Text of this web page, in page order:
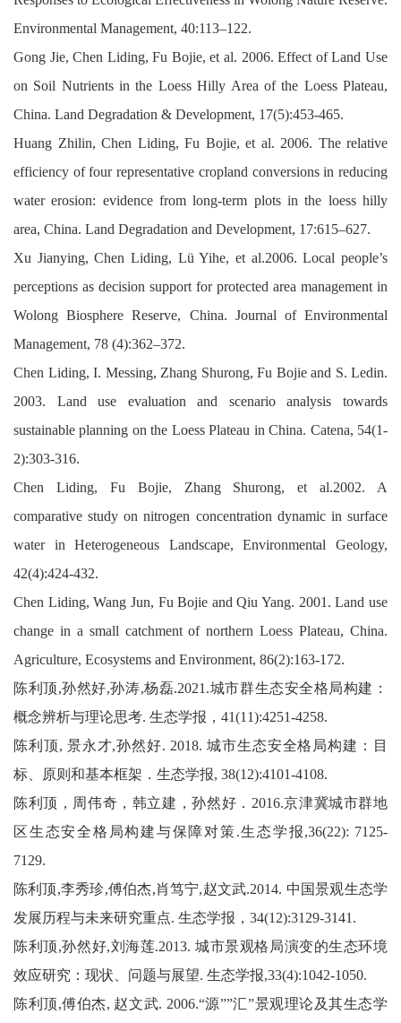
Environmental Management, 40:113–122.
Gong Jie, Chen Liding, Fu Bojie, et al. 2006. Effect of Land Use
on Soil Nutrients in the Loess Hilly Area of the Loess Plateau,
China. Land Degradation & Development, 17(5):453-465.
Huang Zhilin, Chen Liding, Fu Bojie, et al. 2006. The relative
efficiency of four representative cropland conversions in reducing
water erosion: evidence from long-term plots in the loess hilly
area, China. Land Degradation and Development, 17:615–627.
Xu Jianying, Chen Liding, Lü Yihe, et al.2006. Local people’s
perceptions as decision support for protected area management in
Wolong Biosphere Reserve, China. Journal of Environmental
Management, 78 (4):362–372.
Chen Liding, I. Messing, Zhang Shurong, Fu Bojie and S. Ledin.
2003. Land use evaluation and scenario analysis towards
sustainable planning on the Loess Plateau in China. Catena, 54(1-
2):303-316.
Chen Liding, Fu Bojie, Zhang Shurong, et al.2002. A
comparative study on nitrogen concentration dynamic in surface
water in Heterogeneous Landscape, Environmental Geology,
42(4):424-432.
Chen Liding, Wang Jun, Fu Bojie and Qiu Yang. 2001. Land use
change in a small catchment of northern Loess Plateau, China.
Agriculture, Ecosystems and Environment, 86(2):163-172.
陈利顶,孙然好,孙涛,杨磊.2021.城市群生态安全格局构建：
概念辨析与理论思考. 生态学报， 41(11):4251-4258.
陈利顶, 景永才,孙然好. 2018. 城市生态安全格局构建：目
标、原则和基本框架．生态学报, 38(12):4101-4108.
陈利顶，周伟奇，韩立建，孙然好．2016.京津冀城市群地
区生态安全格局构建与保障对策.生态学报,36(22): 7125-
7129.
陈利顶,李秀珍,傅伯杰,肖笃宁,赵文武.2014. 中国景观生态学
发展历程与未来研究重点. 生态学报，34(12):3129-3141.
陈利顶,孙然好,刘海莲.2013. 城市景观格局演变的生态环境
效应研究：现状、问题与展望. 生态学报,33(4):1042-1050.
陈利顶,傅伯杰, 赵文武. 2006.“源””汇”景观理论及其生态学